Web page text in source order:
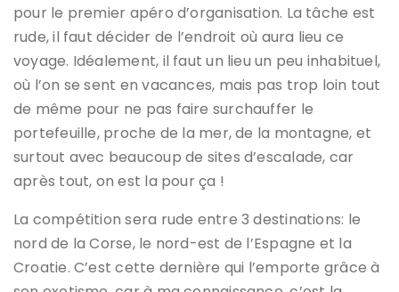
pour le premier apéro d’organisation. La tâche est
rude, il faut décider de l’endroit où aura lieu ce
voyage. Idéalement, il faut un lieu un peu inhabituel,
où l’on se sent en vacances, mais pas trop loin tout
de même pour ne pas faire surchauffer le
portefeuille, proche de la mer, de la montagne, et
surtout avec beaucoup de sites d’escalade, car
après tout, on est la pour ça !
La compétition sera rude entre 3 destinations: le
nord de la Corse, le nord-est de l’Espagne et la
Croatie. C’est cette dernière qui l’emporte grâce à